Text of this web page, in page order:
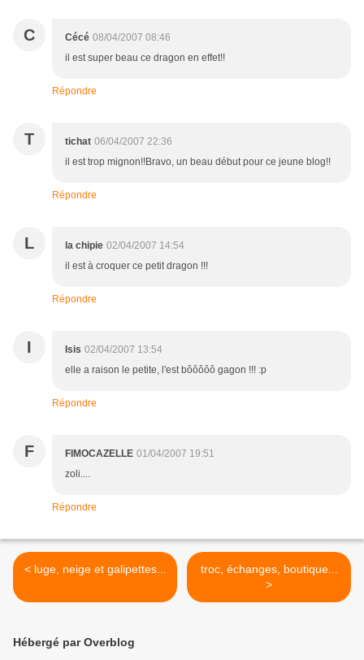
C Cécé 08/04/2007 08:46
il est super beau ce dragon en effet!!
Répondre
T tichat 06/04/2007 22:36
il est trop mignon!!Bravo, un beau début pour ce jeune blog!!
Répondre
L la chipie 02/04/2007 14:54
il est à croquer ce petit dragon !!!
Répondre
I Isis 02/04/2007 13:54
elle a raison le petite, l'est bôôôôô gagon !!! :p
Répondre
F FIMOCAZELLE 01/04/2007 19:51
zoli....
Répondre
< luge, neige et galipettes...
troc, échanges, boutique...
>
Hébergé par Overblog